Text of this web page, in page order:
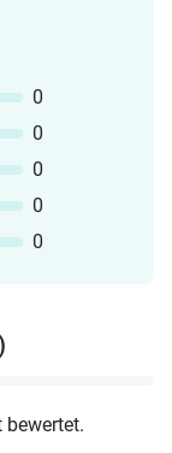
0
0
0
0
0
bewertet.